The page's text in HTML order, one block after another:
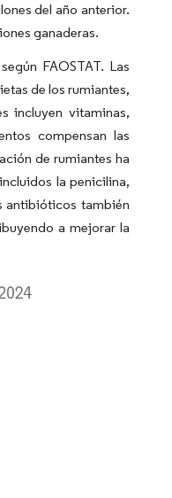
del año anterior.
ganaderas.
FAOSTAT. Las
de los rumiantes,
incluyen vitaminas,
compensan las
de rumiantes ha
la penicilina,
antibióticos también
a mejorar la